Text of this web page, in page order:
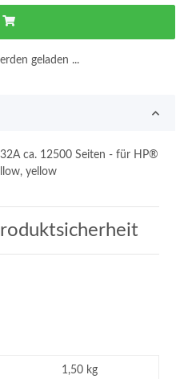
geladen ...
ca. 12500 Seiten - für HP®
yellow
1,50 kg